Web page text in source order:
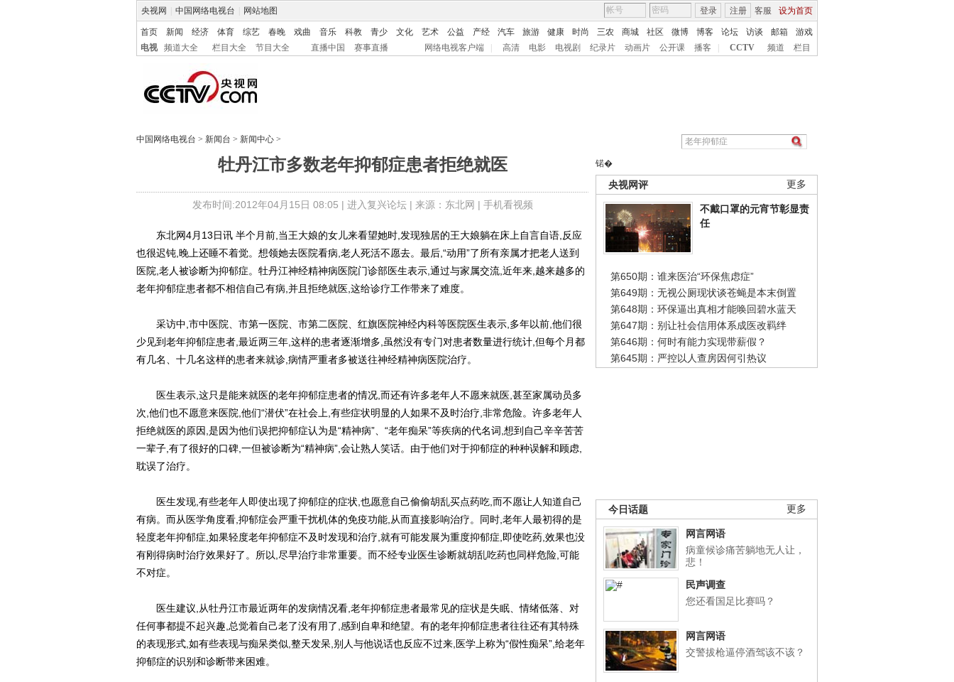
央视网 中国网络电视台 网站地图 客服 设为首页
登录 注册
首页 新闻 经济 体育 综艺 春晚 戏曲 音乐 科教 青少 文化 艺术 公益 产经 汽车 旅游 健康 时尚 三农 商城 社区 微博 博客 论坛 访谈 邮箱
游戏
电视
频道大全 栏目大全 节目大全 直播中国 赛事直播 网络电视客户端 高清 电影 电视剧 纪录片 动画片 公开课 播客 CCTV 频道 栏目
中国网络电视台 > 新闻台 > 新闻中心 >
牡丹江市多数老年抑郁症患者拒绝就医
发布时间:2012年04月15日 08:05 | 进入复兴论坛| 来源：东北网 | 手机看视频
锘�
更多
央视网评
不戴口罩的元宵节彰显责
任
第650期：谁来医治“环保焦虑症”
第649期：无视公厕现状谈苍蝇是本末倒置
第648期：环保逼出真相才能唤回碧水蓝天
第647期：别让社会信用体系成医改羁绊
第646期：何时有能力实现带薪假？
第645期：严控以人查房因何引热议
更多
今日话题
网言网语
病童候诊痛苦躺地无人让，
悲！
民声调查
您还看国足比赛吗？
网言网语
交警拔枪逼停酒驾该不该？
东北网4月13日讯 半个月前,当王大娘的女儿来看望她时,发现独居的王大娘躺在床上自言自语,反应
也很迟钝,晚上还睡不着觉。想领她去医院看病,老人死活不愿去。最后,“动用”了所有亲属才把老人送到
医院,老人被诊断为抑郁症。牡丹江神经精神病医院门诊部医生表示,通过与家属交流,近年来,越来越多的
老年抑郁症患者都不相信自己有病,并且拒绝就医,这给诊疗工作带来了难度。
采访中,市中医院、市第一医院、市第二医院、红旗医院神经内科等医院医生表示,多年以前,他们很
少见到老年抑郁症患者,最近两三年,这样的患者逐渐增多,虽然没有专门对患者数量进行统计,但每个月都
有几名、十几名这样的患者来就诊,病情严重者多被送往神经精神病医院治疗。
医生表示,这只是能来就医的老年抑郁症患者的情况,而还有许多老年人不愿来就医,甚至家属动员多
次,他们也不愿意来医院,他们“潜伏”在社会上,有些症状明显的人如果不及时治疗,非常危险。许多老年人
拒绝就医的原因,是因为他们误把抑郁症认为是“精神病”、“老年痴呆”等疾病的代名词,想到自己辛辛苦苦
一辈子,有了很好的口碑,一但被诊断为“精神病”,会让熟人笑话。由于他们对于抑郁症的种种误解和顾虑,
耽误了治疗。
医生发现,有些老年人即使出现了抑郁症的症状,也愿意自己偷偷胡乱买点药吃,而不愿让人知道自己
有病。而从医学角度看,抑郁症会严重干扰机体的免疫功能,从而直接影响治疗。同时,老年人最初得的是
轻度老年抑郁症,如果轻度老年抑郁症不及时发现和治疗,就有可能发展为重度抑郁症,即使吃药,效果也没
有刚得病时治疗效果好了。所以,尽早治疗非常重要。而不经专业医生诊断就胡乱吃药也同样危险,可能
不对症。
医生建议,从牡丹江市最近两年的发病情况看,老年抑郁症患者最常见的症状是失眠、情绪低落、对
任何事都提不起兴趣,总觉着自己老了没有用了,感到自卑和绝望。有的老年抑郁症患者往往还有其特殊
的表现形式,如有些表现与痴呆类似,整天发呆,别人与他说话也反应不过来,医学上称为“假性痴呆”,给老年
抑郁症的识别和诊断带来困难。